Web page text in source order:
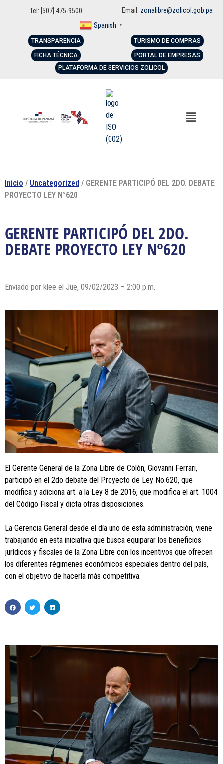
Tel: [507] 475-9500 Email: zonalibre@zolicol.gob.pa
Spanish ▼
TRANSPARENCIA
FICHA TÉCNICA
TURISMO DE COMPRAS
PORTAL DE EMPRESAS
PLATAFORMA DE SERVICIOS ZOLICOL
Inicio / Uncategorized / GERENTE PARTICIPÓ DEL 2DO. DEBATE
PROYECTO LEY N°620
GERENTE PARTICIPÓ DEL 2DO.
DEBATE PROYECTO LEY N°620
Enviado por klee el Jue, 09/02/2023 – 2:00 p.m.
El Gerente General de la Zona Libre de Colón, Giovanni Ferrari,
participó en el 2do debate del Proyecto de Ley No.620, que
modifica y adiciona art. a la Ley 8 de 2016, que modifica el art. 1004
del Código Fiscal y dicta otras disposiciones.
La Gerencia General desde el día uno de esta administración, viene
trabajando en esta iniciativa que busca equiparar los beneficios
jurídicos y fiscales de la Zona Libre con los incentivos que ofrecen
los diferentes régimenes económicos especiales dentro del país,
con el objetivo de hacerla más competitiva.